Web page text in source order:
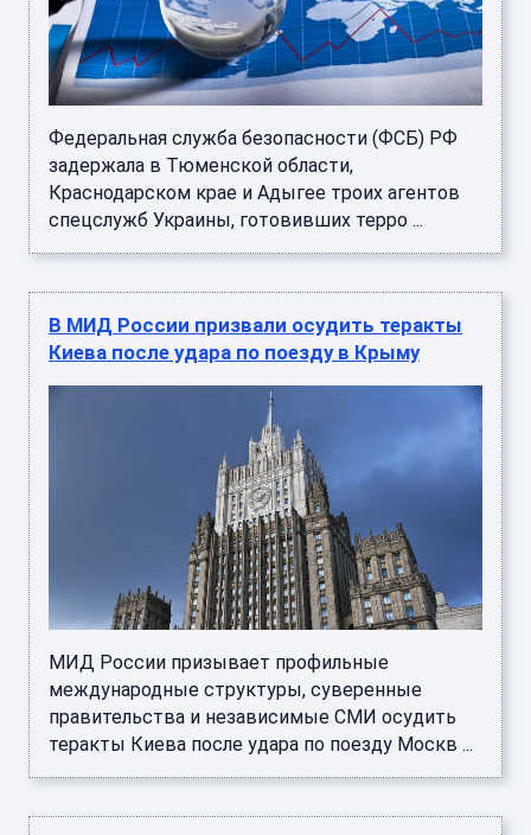
Федеральная служба безопасности (ФСБ) РФ
задержала в Тюменской области,
Краснодарском крае и Адыгее троих агентов
спецслужб Украины, готовивших терро ...
В МИД России призвали осудить теракты
Киева после удара по поезду в Крыму
МИД России призывает профильные
международные структуры, суверенные
правительства и независимые СМИ осудить
теракты Киева после удара по поезду Москв ...